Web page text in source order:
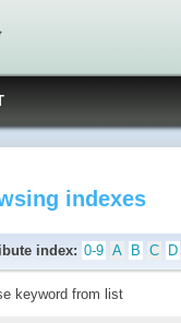
indexes
index: 0-9 A B C D
keyword from list